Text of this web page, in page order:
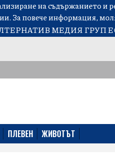
на съдържанието и
За повече информация,
МЕДИЯ ГРУП
ПЛЕВЕН ЖИВОТЪТ